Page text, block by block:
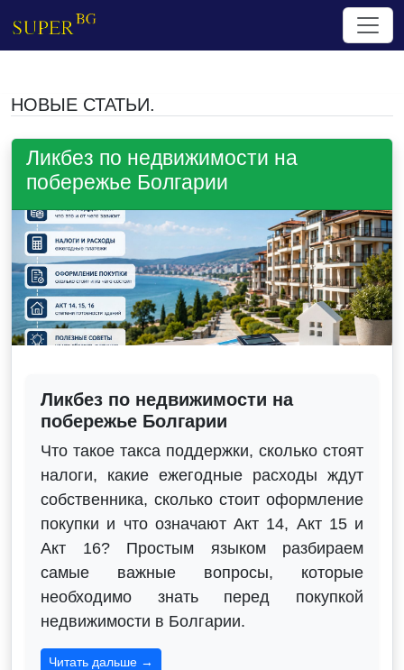
НОВЫЕ СТАТЬИ.
Ликбез по недвижимости на
побережье Болгарии
Ликбез по недвижимости на
побережье Болгарии
Что такое такса поддержки, сколько стоят
налоги, какие ежегодные расходы ждут
собственника, сколько стоит оформление
покупки и что означают Акт 14, Акт 15 и
Акт 16? Простым языком разбираем
самые важные вопросы, которые
необходимо знать перед покупкой
недвижимости в Болгарии.
Читать дальше →